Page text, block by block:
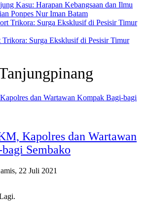
Kasu: Harapan Kebangsaan dan Ilmu
Ponpes Nur Iman Batam
Surga Eksklusif di Pesisir Timur
Kapolres dan Wartawan
Sembako
22 Juli 2021